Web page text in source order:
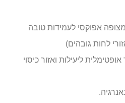
אפוקסי לעמידות טובה
לחות גובהים)
ליעילות ואזור כיסוי